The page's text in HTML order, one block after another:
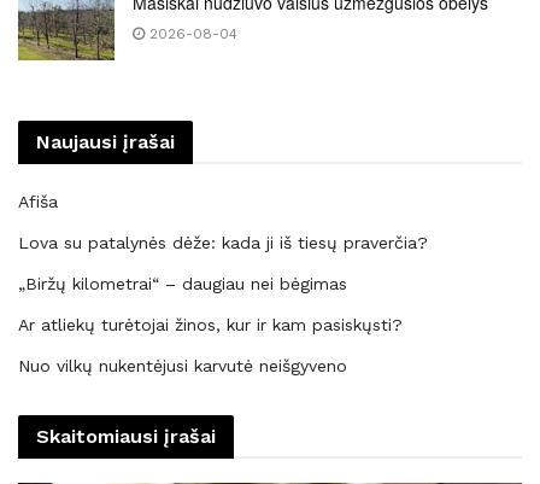
2026-08-04
Naujausi įrašai
Afiša
Lova su patalynės dėže: kada ji iš tiesų praverčia?
„Biržų kilometrai“ – daugiau nei bėgimas
Ar atliekų turėtojai žinos, kur ir kam pasiskųsti?
Nuo vilkų nukentėjusi karvutė neišgyveno
Skaitomiausi įrašai